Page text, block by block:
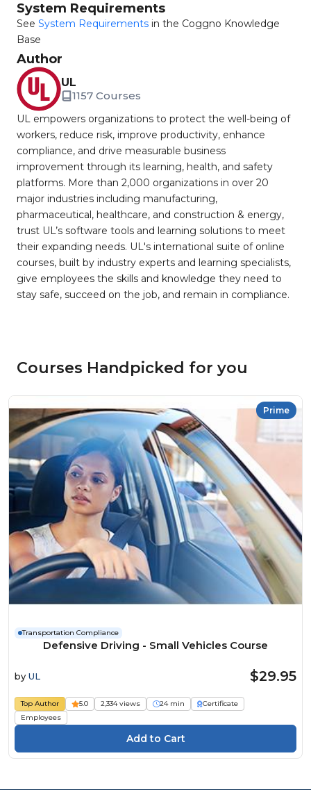
System Requirements
See System Requirements in the Coggno Knowledge
Base
Author
UL
1157 Courses
UL empowers organizations to protect the well-being of
workers, reduce risk, improve productivity, enhance
compliance, and drive measurable business
improvement through its learning, health, and safety
platforms. More than 2,000 organizations in over 20
major industries including manufacturing,
pharmaceutical, healthcare, and construction & energy,
trust UL’s software tools and learning solutions to meet
their expanding needs. UL's international suite of online
courses, built by industry experts and learning specialists,
give employees the skills and knowledge they need to
stay safe, succeed on the job, and remain in compliance.
Courses Handpicked for you
Prime
Transportation Compliance
Defensive Driving - Small Vehicles Course
by UL $29.95
Top Author 5.0 2,334 views 24 min
Certificate
Employees